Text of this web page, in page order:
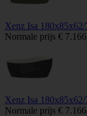
Xenz Isa 180x85x62/
Normale prijs €
Xenz Isa 180x85x62/
Normale prijs €